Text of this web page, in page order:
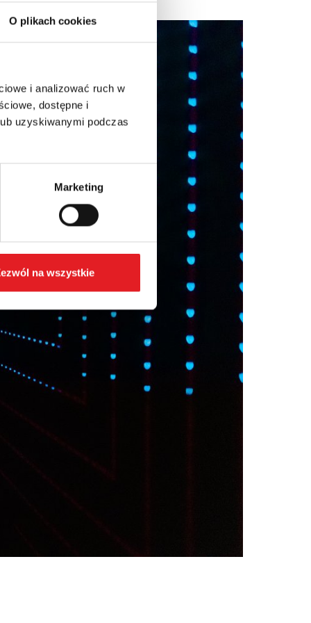
O plikach cookies
i analizować ruch w
dostępne i
uzyskiwanymi podczas
Marketing
na wszystkie